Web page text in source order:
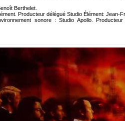
Berthelet.
Producteur délégué Studio Élément: Jean-
sonore : Studio Apollo.